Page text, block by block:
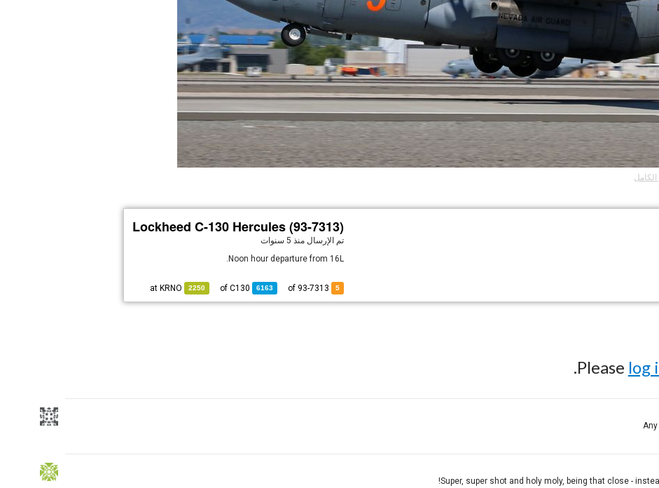
الكامل
Lockheed C-130 Hercules (93-7313)
تم الإرسال منذ 5 سنوات
Noon hour departure from 16L.
5
6163
C130
2250
KRNO
Please log
Super, super shot and holy moly, being that close -